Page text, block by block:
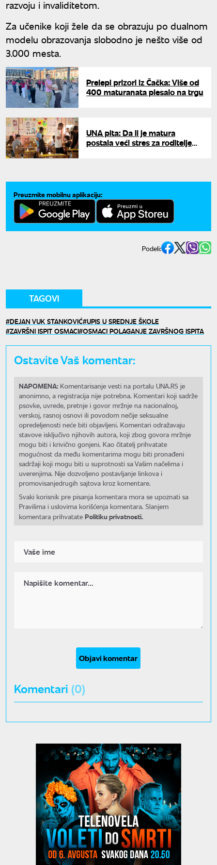
razvoju i invaliditetom.
Za učenike koji žele da se obrazuju po dualnom
modelu obrazovanja slobodno je nešto više od
3.000 mesta.
Prelepi prizori iz Čačka: Više od
400 maturanata plesalo na trgu
UNA pita: Da li je matura
postala veći stres za roditelje
Preuzmite mobilnu aplikaciju:
Podeli:
TAGOVI
DEJAN VUK STANKOVIĆ UPIS U SREDNJE ŠKOLE
ZAVRŠNI ISPIT OSMACI OSMACI POLAGANJE ZAVRŠNOG ISPITA
Ostavite Vaš komentar:
NAPOMENA: Komentarisanje vesti na portalu UNA.RS je
anonimno, a registracija nije potrebna. Komentari koji sadrže
psovke, uvrede, pretnje i govor mržnje na nacionalnoj,
verskoj, rasnoj osnovi ili povodom nečije seksualne
opredeljenosti neće biti objavljeni. Komentari odražavaju
stavove isključivo njihovih autora, koji zbog govora mržnje
mogu biti i krivično gonjeni. Kao čitatelj prihvatate
mogućnost da među komentarima mogu biti pronađeni
sadržaji koji mogu biti u suprotnosti sa Vašim načelima i
uverenjima. Nije dozvoljeno postavljanje linkova i
promovisanjedrugih sajtova kroz komentare.
Svaki korisnik pre pisanja komentara mora se upoznati sa
Pravilima i uslovima korišćenja komentara. Slanjem
komentara prihvatate Politiku privatnosti.
Objavi komentar
Komentari (0)